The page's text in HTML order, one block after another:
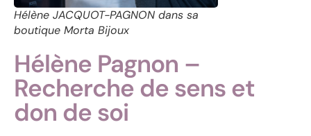
Hélène JACQUOT-PAGNON dans sa
boutique Morta Bijoux
Hélène Pagnon –
Recherche de sens et
don de soi